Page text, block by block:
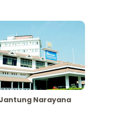
Narayana